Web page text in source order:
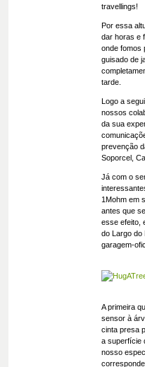
travellings!
Por essa
dar horas e
onde fomos
guisado de
tarde.
Logo a
nossos
da sua
prevenção
Soporcel,
Já com o
1Mohm em
antes que
esse efeito,
do Largo do
garagem-
A primeira
sensor à
cinta presa
a superfície
nosso